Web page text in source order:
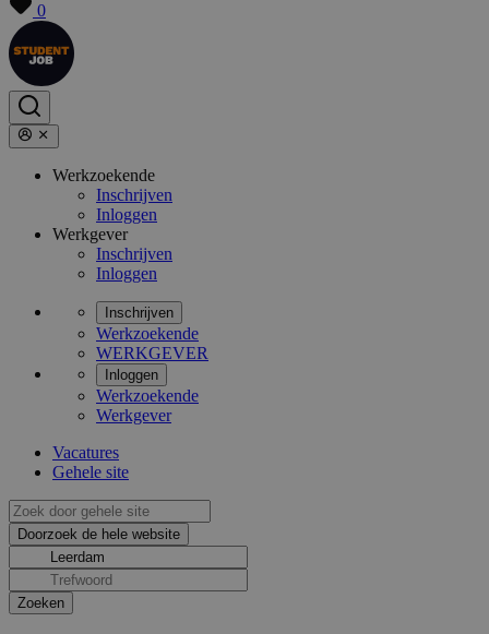
0
Werkzoekende
Inschrijven
Inloggen
Werkgever
Inschrijven
Inloggen
Inschrijven
Werkzoekende
WERKGEVER
Inloggen
Werkzoekende
Werkgever
Vacatures
Gehele site